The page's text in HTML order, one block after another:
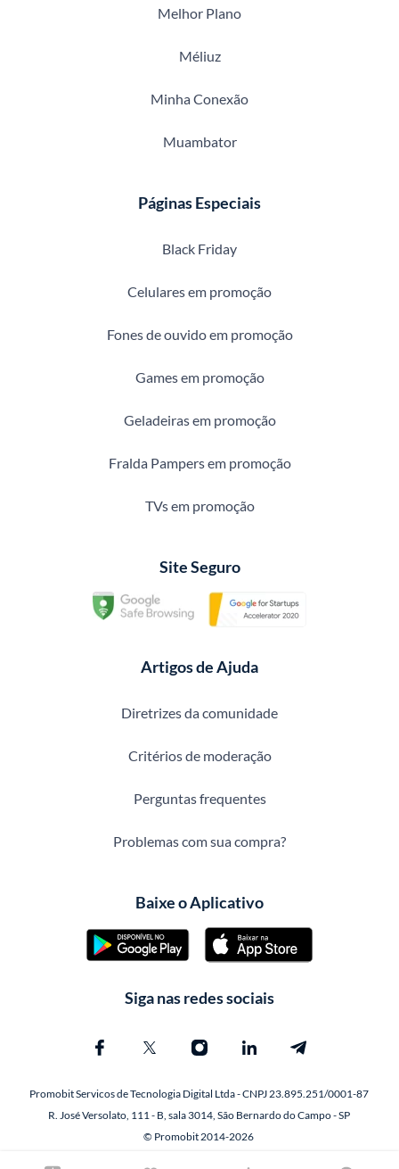
Melhor Plano
Méliuz
Minha Conexão
Muambator
Páginas Especiais
Black Friday
Celulares em promoção
Fones de ouvido em promoção
Games em promoção
Geladeiras em promoção
Fralda Pampers em promoção
TVs em promoção
Site Seguro
Artigos de Ajuda
Diretrizes da comunidade
Critérios de moderação
Perguntas frequentes
Problemas com sua compra?
Baixe o Aplicativo
Siga nas redes sociais
Promobit Servicos de Tecnologia Digital Ltda - CNPJ 23.895.251/0001-87
R. José Versolato, 111 - B, sala 3014, São Bernardo do Campo - SP
© Promobit 2014-2026